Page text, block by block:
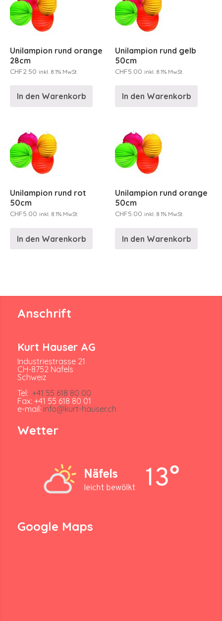
Unilampion rund orange
28cm
CHF2.50 inkl. 8.1% MwSt.
In den Warenkorb
Unilampion rund gelb
50cm
CHF5.00 inkl. 8.1% MwSt.
In den Warenkorb
Unilampion rund rot
50cm
CHF5.00 inkl. 8.1% MwSt.
In den Warenkorb
Unilampion rund orange
50cm
CHF5.00 inkl. 8.1% MwSt.
In den Warenkorb
Anschrift
Kurt Hauser AG
Industriestrasse 21
CH-8752 Näfels
Schweiz
Tel: +41 55 618 80 00
Fax: +41 55 618 80 01
e-mail: info@kurt-hauser.ch
Wetter
Näfels
leicht bewölkt 13°
Google Maps